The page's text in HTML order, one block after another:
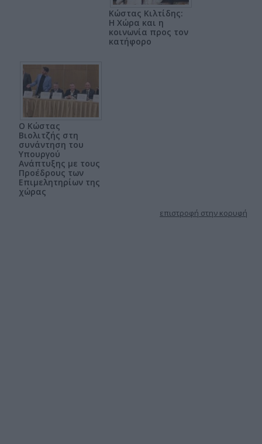
Κώστας Κιλτίδης:
Η Χώρα και η
κοινωνία προς τον
κατήφορο
Ο Κώστας
Βιολιτζής στη
συνάντηση του
Υπουργού
Ανάπτυξης με τους
Προέδρους των
Επιμελητηρίων της
χώρας
επιστροφή στην κορυφή